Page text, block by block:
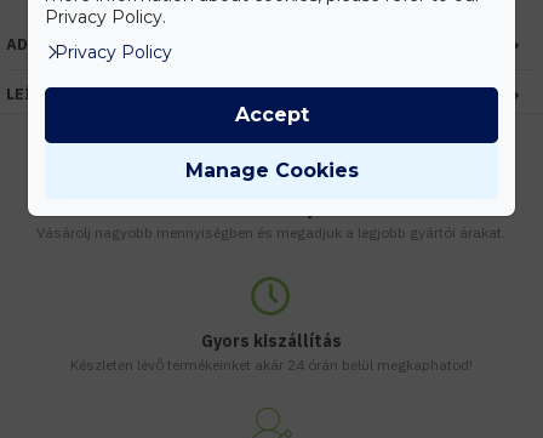
ADATOK
LEÍRÁS
Vásárolj nagyobb mennyiségben és megadjuk a legjobb gyártói árakat.
Gyors kiszállítás
Készleten lévő termékeinket akár 24 órán belül megkaphatod!
Privacy Policy.
Privacy Policy
Manage Cookies
Accept